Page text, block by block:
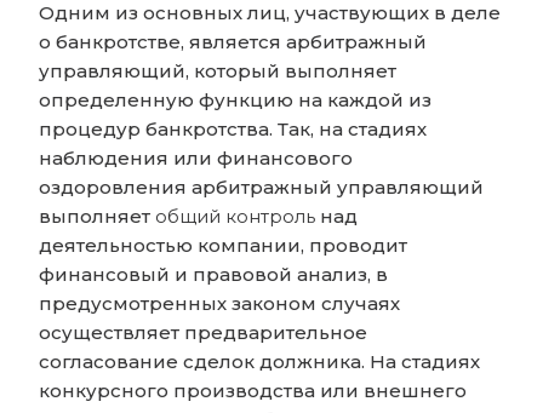
Одним из основных лиц, участвующих в деле
о банкротстве, является арбитражный
управляющий, который выполняет
определенную функцию на каждой из
процедур банкротства. Так, на стадиях
наблюдения или финансового
оздоровления арбитражный управляющий
выполняет общий контроль над
деятельностью компании, проводит
финансовый и правовой анализ, в
предусмотренных законом случаях
осуществляет предварительное
согласование сделок должника. На стадиях
конкурсного производства или внешнего